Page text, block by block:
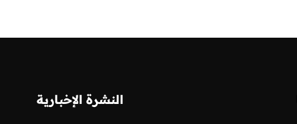
النشرة الإخبارية